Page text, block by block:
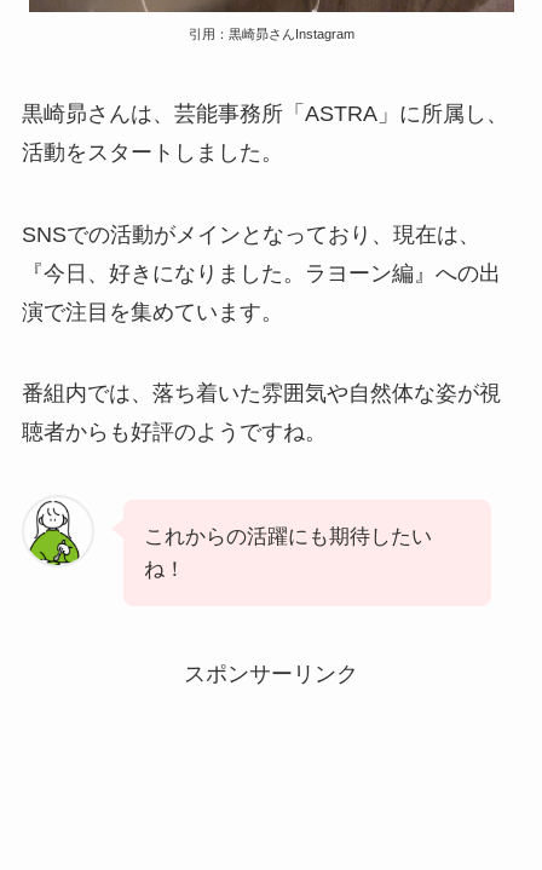
引用：黒崎昴さんInstagram
黒崎昴さんは、芸能事務所「ASTRA」に所属し、
活動をスタートしました。
SNSでの活動がメインとなっており、現在は、
『今日、好きになりました。ラヨーン編』への出
演で注目を集めています。
番組内では、落ち着いた雰囲気や自然体な姿が視
聴者からも好評のようですね。
これからの活躍にも期待したい
ね！
スポンサーリンク